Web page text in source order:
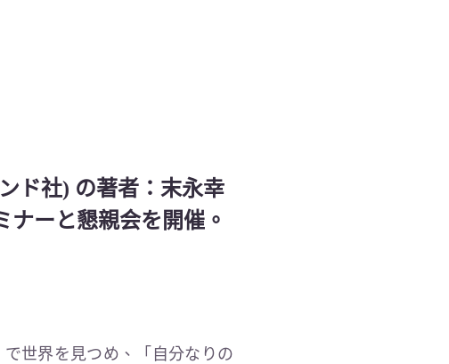
ド社) の著者：末永幸
ーと懇親会を開催。
世界を見つめ、「自分なりの